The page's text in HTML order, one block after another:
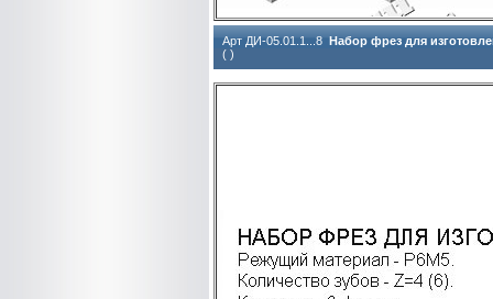
Арт ДИ-05.01.1...8 Набор фрез для
( )